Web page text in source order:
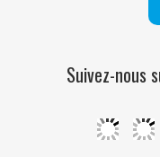
Suivez-nous